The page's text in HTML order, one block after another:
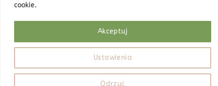
cookie.
Ustawienia
Odrzuć
Akceptuj
© Copyright 2026 | Beauty Park
Web Design